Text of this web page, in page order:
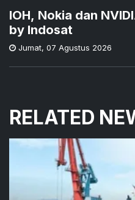
IOH, Nokia dan
by Indosat
Jumat, 07 Agustus 2026
RELATED